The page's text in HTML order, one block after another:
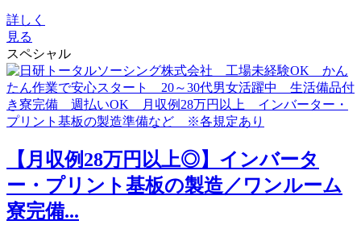
詳しく
見る
スペシャル
【月収例28万円以上◎】インバータ
ー・プリント基板の製造／ワンルーム
寮完備...